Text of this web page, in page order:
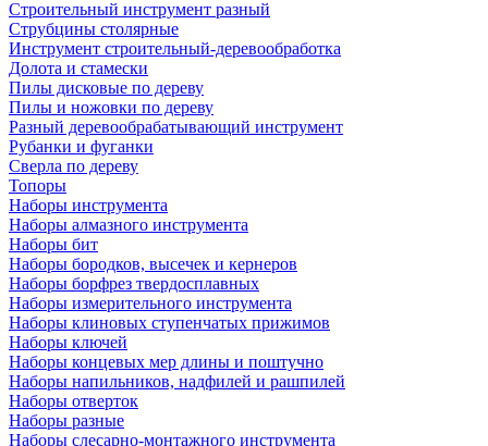
Строительный инструмент разный
Струбцины столярные
Инструмент строительный-деревообработка
Долота и стамески
Пилы дисковые по дереву
Пилы и ножовки по дереву
Разный деревообрабатывающий инструмент
Рубанки и фуганки
Сверла по дереву
Топоры
Наборы инструмента
Наборы алмазного инструмента
Наборы бит
Наборы бородков, высечек и кернеров
Наборы борфрез твердосплавных
Наборы измерительного инструмента
Наборы клиновых ступенчатых прижимов
Наборы ключей
Наборы концевых мер длины и поштучно
Наборы напильников, надфилей и рашпилей
Наборы отверток
Наборы разные
Наборы слесарно-монтажного инструмента